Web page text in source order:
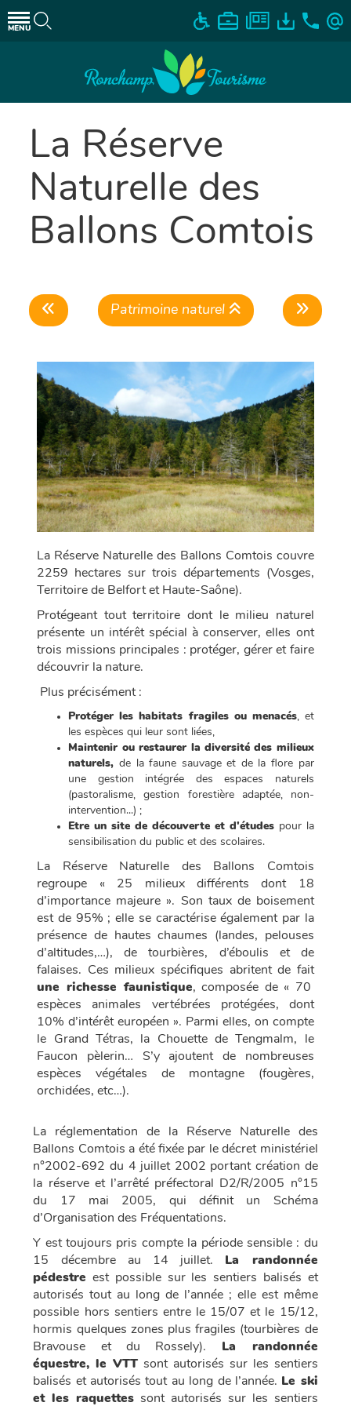
MENU
Patrimoine naturel
La Réserve
Naturelle des
Ballons Comtois
La Réserve Naturelle des Ballons Comtois couvre
2259 hectares sur trois départements (Vosges,
Territoire de Belfort et Haute-Saône).
Protégeant tout territoire dont le milieu naturel
présente un intérêt spécial à conserver, elles ont
trois missions principales : protéger, gérer et faire
découvrir la nature.
Plus précisément :
Protéger les habitats fragiles ou menacés, et
les espèces qui leur sont liées,
Maintenir ou restaurer la diversité des milieux
naturels, de la faune sauvage et de la flore par
une gestion intégrée des espaces naturels
(pastoralisme, gestion forestière adaptée, non-
intervention...) ;
Etre un site de découverte et d'étudespour la
sensibilisation du public et des scolaires.
La Réserve Naturelle des Ballons Comtois
regroupe « 25 milieux différents dont 18
d’importance majeure ». Son taux de boisement
est de 95% ; elle se caractérise également par la
présence de hautes chaumes (landes, pelouses
d’altitudes,…), de tourbières, d’éboulis et de
falaises. Ces milieux spécifiques abritent de fait
une richesse faunistique, composée de « 70
espèces animales vertébrées protégées, dont
10% d’intérêt européen ». Parmi elles, on compte
le Grand Tétras, la Chouette de Tengmalm, le
Faucon pèlerin… S’y ajoutent de nombreuses
espèces végétales de montagne (fougères,
orchidées, etc…).
La réglementation de la Réserve Naturelle des
Ballons Comtois a été fixée par le décret ministériel
n°2002-692 du 4 juillet 2002 portant création de
la réserve et l’arrêté préfectoral D2/R/2005 n°15
du 17 mai 2005, qui définit un Schéma
d’Organisation des Fréquentations.
Y est toujours pris compte la période sensible : du
15 décembre au 14 juillet. La randonnée
pédestre est possible sur les sentiers balisés et
autorisés tout au long de l’année ; elle est même
possible hors sentiers entre le 15/07 et le 15/12,
hormis quelques zones plus fragiles (tourbières de
Bravouse et du Rossely). La randonnée
équestre, le VTT sont autorisés sur les sentiers
balisés et autorisés tout au long de l’année. Le ski
et les raquettes sont autorisés sur les sentiers